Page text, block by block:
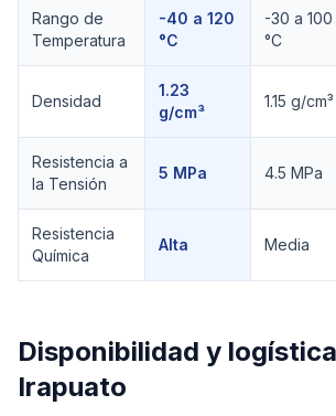
Rango de
Temperatura
-40 a 120
°C
-30 a 100
°C
Densidad
1.23
g/cm³
1.15 g/cm³
Resistencia a
la Tensión
5 MPa 4.5 MPa
Resistencia
Química
Alta Media
Disponibilidad y
Irapuato